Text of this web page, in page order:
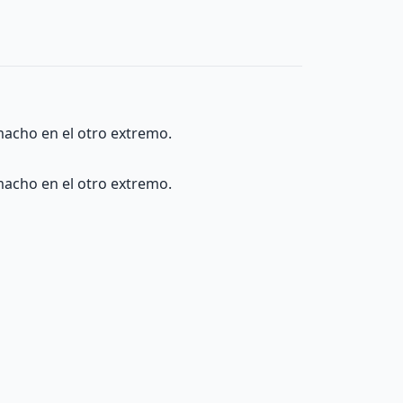
en el otro extremo.
en el otro extremo.